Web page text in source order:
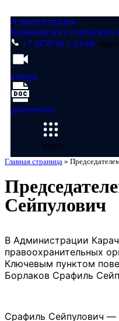
Администрация
Карачаевского городского
+7 (87879) 2-24-66
камера
документы
меню
Главная страница »
Сейпулович
В Администрации
правоохранительных
Ключевым пунктом
Борлаков Срафиль
Срафиль Сейпулович —